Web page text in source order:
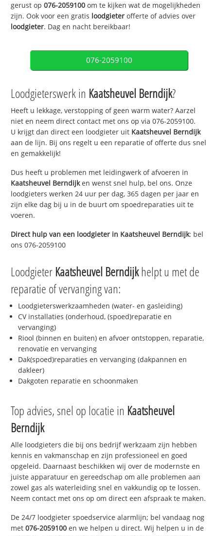
gerust op076-2059100 om te kijken wat de mogelijkheden
zijn. Ook voor een gratis loodgieter offerte of advies over
loodgieter. Dag en nacht bereikbaar!
076-2059100
Loodgieterswerk in Kaatsheuvel Berndijk?
Heeft u lekkage, verstopping of geen warm water? Aarzel
niet en neem direct contact met ons op via 076-2059100.
U krijgt dan direct een loodgieter uit Kaatsheuvel Berndijk
aan de lijn. Bij ons regelt u een reparatie of offerte dus snel
en gemakkelijk!
Dus heeft u problemen met leidingwerk of afvoeren in
Kaatsheuvel Berndijken wenst snel hulp, bel ons. Onze
loodgieters werken 24 uur per dag, 365 dagen per jaar en
zijn elke dag bij u in de buurt om spoedreparaties uit te
voeren.
Direct hulp van een loodgieter in Kaatsheuvel Berndijk: bel
ons 076-2059100
Loodgieter Kaatsheuvel Berndijkhelpt u met de
reparatie of vervanging van:
Loodgieterswerkzaamheden (water- en gasleiding)
CV installaties (onderhoud, (spoed)reparatie en
vervanging)
Riool (binnen en buiten) en afvoer ontstoppen, reparatie,
renovatie en vervanging
Dak(spoed)reparaties en vervanging (dakpannen en
dakleer)
Dakgoten reparatie en schoonmaken
Top advies, snel op locatie in Kaatsheuvel
Berndijk
Alle loodgieters die bij ons bedrijf werkzaam zijn hebben
kennis en vakmanschap en zijn professioneel en goed
opgeleid. Daarnaast beschikken wij over de modernste en
juiste apparatuur en gereedschap om alle problemen aan
zowel gas als waterleiding snel en vakkundig op te lossen.
Neem contact met ons op om direct een afspraak te maken.
De 24/7 loodgieter spoedservice alarmlijn; bel vandaag nog
met076-2059100 en we helpen u direct. Wij helpen u in de